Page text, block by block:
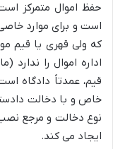
حفظ اموال متمرکز
است و برای موارد
که ولی قهری یا قیم
اداره اموال را
قیم، عمدتاً دادگاه
خاص و با دخالت
نوع دخالت و مرجع
ایجاد می کند.